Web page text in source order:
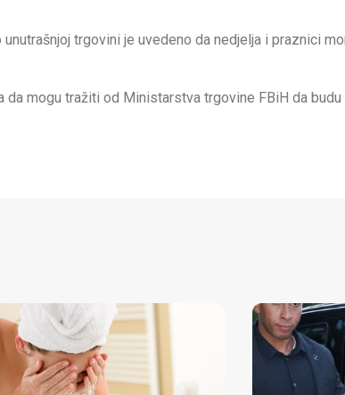
trgovini je uvedeno da nedjelja i praznici
da mogu tražiti od Ministarstva trgovine FBiH da